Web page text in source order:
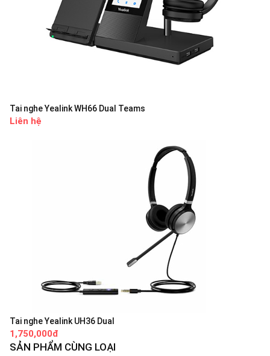
Tai nghe Yealink WH66 Dual Teams
Liên hệ
Tai nghe Yealink UH36 Dual
1,750,000đ
SẢN PHẨM CÙNG LOẠI